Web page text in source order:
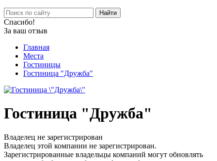
Найти
Спасибо!
За ваш отзыв
Главная
Места
Гостиницы
Гостиница "Дружба"
Гостиница "Дружба"
Владелец не зарегистрирован
Владелец этой компании не зарегистрирован.
Зарегистрированные владельцы компаний могут обновлять